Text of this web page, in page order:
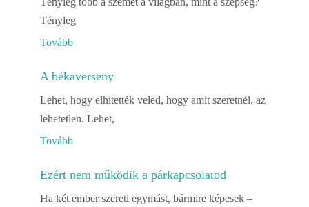
Tényleg
Tovább
A békaverseny
Lehet, hogy elhitették veled, hogy amit szeretnél, az
lehetetlen. Lehet,
Tovább
Ezért nem működik a párkapcsolatod
Ha két ember szereti egymást, bármire képesek –